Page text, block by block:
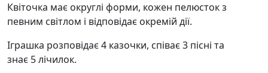
Квіточка має округлі форми, кожен пелюсток з
певним світлом і відповідає окремій дії.
Іграшка розповідає 4 казочки, співає 3 пісні та
знає 5 лічилок.